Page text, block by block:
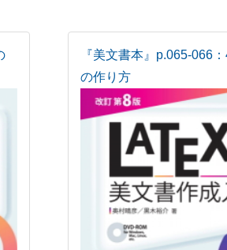
『美文書本』p.065-066
の作り方